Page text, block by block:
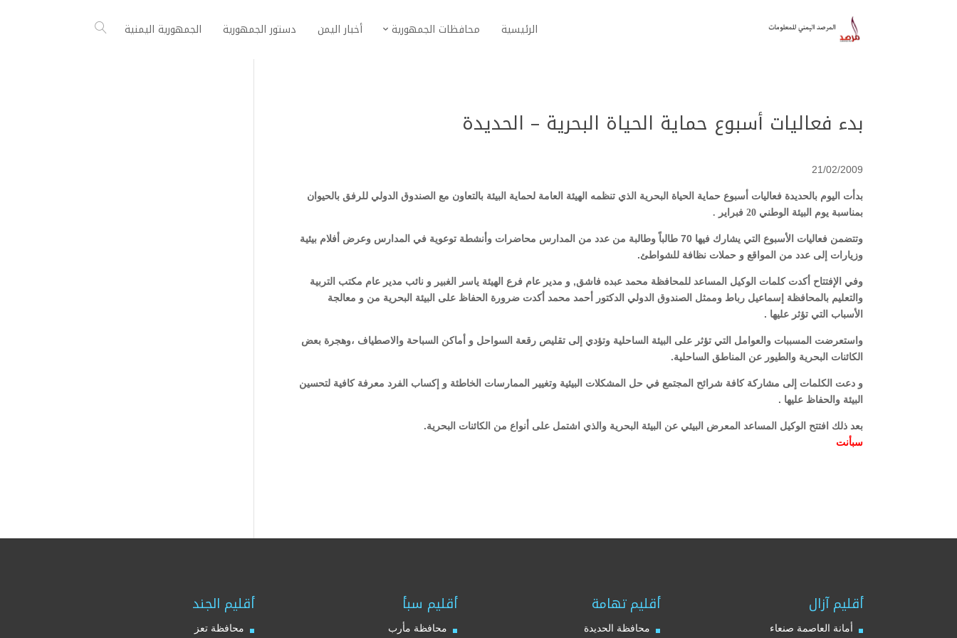
الرئيسية محافظات الجمهورية أخبار اليمن دستور الجمهورية الجمهورية اليمنية
بدء فعاليات أسبوع حماية الحياة البحرية – الحديدة
21/02/2009
بدأت اليوم بالحديدة فعاليات أسبوع حماية الحياة البحرية الذي تنظمه الهيئة العامة لحماية البيئة بالتعاون مع الصندوق الدولي للرفق بالحيوان
بمناسبة يوم البيئة الوطني 20 فبراير .
وتتضمن فعاليات الأسبوع التي يشارك فيها 70 طالباً وطالبة من عدد من المدارس محاضرات وأنشطة توعوية في المدارس وعرض أفلام بيئية
وزيارات إلى عدد من المواقع و حملات نظافة للشواطئ.
وفي الإفتتاح أكدت كلمات الوكيل المساعد للمحافظة محمد عبده فاشق, و مدير عام فرع الهيئة ياسر الغبير و نائب مدير عام مكتب التربية
والتعليم بالمحافظة إسماعيل رباط وممثل الصندوق الدولي الدكتور أحمد محمد أكدت ضرورة الحفاظ على البيئة البحرية من و معالجة
الأسباب التي تؤثر عليها .
واستعرضت المسببات والعوامل التي تؤثر على البيئة الساحلية وتؤدي إلى تقليص رقعة السواحل و أماكن السباحة والاصطياف ،وهجرة بعض
الكائنات البحرية والطيور عن المناطق الساحلية.
و دعت الكلمات إلى مشاركة كافة شرائح المجتمع في حل المشكلات البيئية وتغيير الممارسات الخاطئة و إكساب الفرد معرفة كافية لتحسين
البيئة والحفاظ عليها .
بعد ذلك افتتح الوكيل المساعد المعرض البيئي عن البيئة البحرية والذي اشتمل على أنواع من الكائنات البحرية.
سبأنت
أقليم آزال
أمانة العاصمة صنعاء
أقليم تهامة
محافظة الحديدة
أقليم سبأ
محافظة مأرب
أقليم الجند
محافظة تعز